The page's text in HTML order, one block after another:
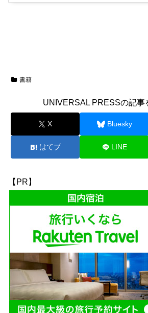
書籍
UNIVERSAL PRESSの記事
X Bluesky
はてブ LINE
【PR】